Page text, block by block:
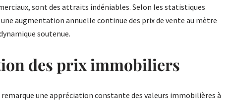
sont des attraits indéniables. Selon les statistiques
augmentation annuelle continue des prix de vente au mètre
soutenue.
des prix immobiliers
une appréciation constante des valeurs immobilières à